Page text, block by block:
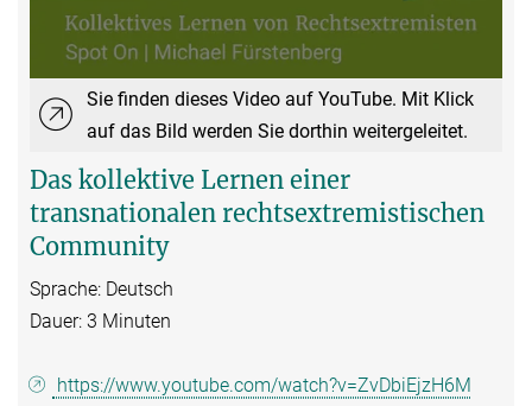
Sie finden dieses Video auf YouTube. Mit Klick
auf das Bild werden Sie dorthin weitergeleitet.
Das kollektive Lernen einer
transnationalen rechtsextremistischen
Community
Sprache: Deutsch
Dauer: 3 Minuten
https://www.youtube.com/watch?v=ZvDbiEjzH6M